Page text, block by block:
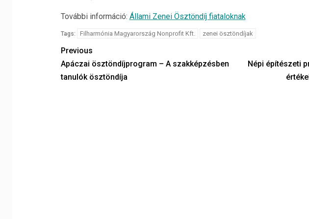
További információ: Állami Zenei Ösztöndíj fiataloknak
Tags: Filharmónia Magyarország Nonprofit Kft. zenei ösztöndíjak
Previous
Apáczai ösztöndíjprogram – A szakképzésben
tanulók ösztöndíja
Népi építészeti